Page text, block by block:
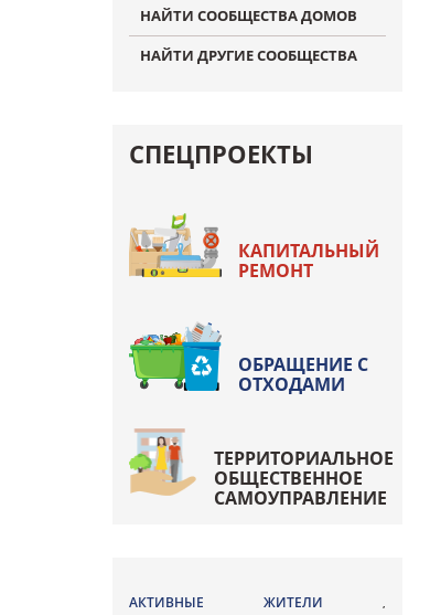
НАЙТИ СООБЩЕСТВА ДОМОВ
НАЙТИ ДРУГИЕ СООБЩЕСТВА
СПЕЦПРОЕКТЫ
КАПИТАЛЬНЫЙ
РЕМОНТ
ОБРАЩЕНИЕ С
ОТХОДАМИ
ТЕРРИТОРИАЛЬНОЕ
ОБЩЕСТВЕННОЕ
САМОУПРАВЛЕНИЕ
АКТИВНЫЕ ЖИТЕЛИ ,